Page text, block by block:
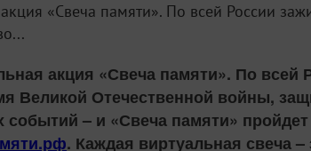
«Свеча памяти». По всей России
акция «Свеча памяти». По всей
Великой Отечественной войны,
– и «Свеча памяти» пройдет
. Каждая виртуальная свеча –